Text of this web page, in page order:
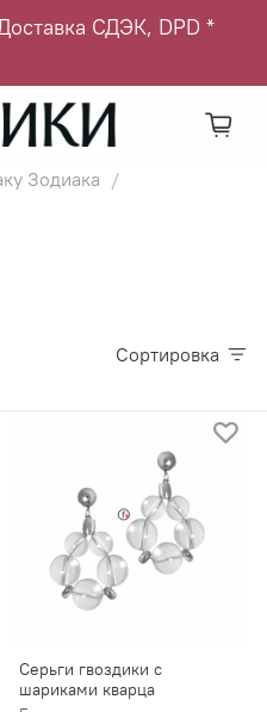
СДЭК, DPD *
Зодиака
Сортировка
Серьги гвоздики с
шариками кварца